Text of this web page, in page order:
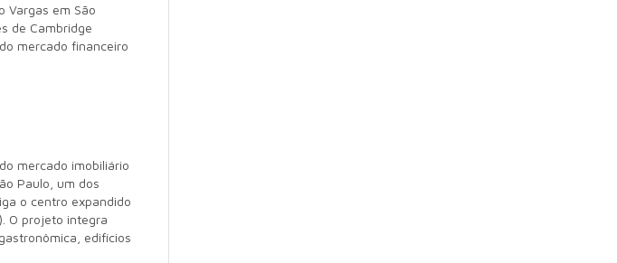
Vargas em São
de Cambridge
mercado financeiro
mercado imobiliário
Paulo, um dos
o centro expandido
O projeto integra
edifícios